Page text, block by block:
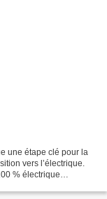
une étape clé pour la
vers l’électrique.
% électrique